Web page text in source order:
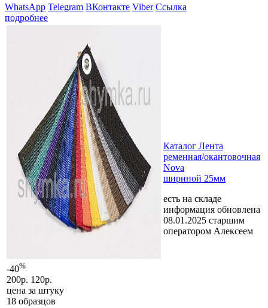
WhatsApp Telegram ВКонтакте Viber Ссылка
подробнее
-40%
200р. 120р.
цена за штуку
18 образцов
Каталог Лента
ременная/окантовочная
Nova
шириной 25мм
есть на складе
информация обновлена
08.01.2025 старшим
оператором Алексеем